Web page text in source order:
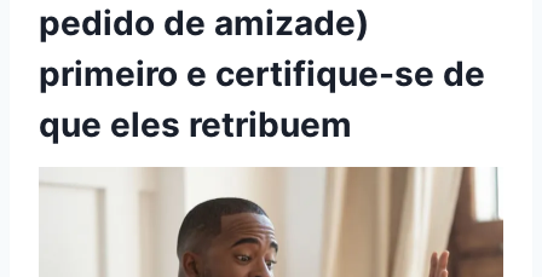
pedido de amizade)
primeiro e certifique-se de
que eles retribuem